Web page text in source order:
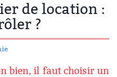
de location :
?
bien, il faut choisir un